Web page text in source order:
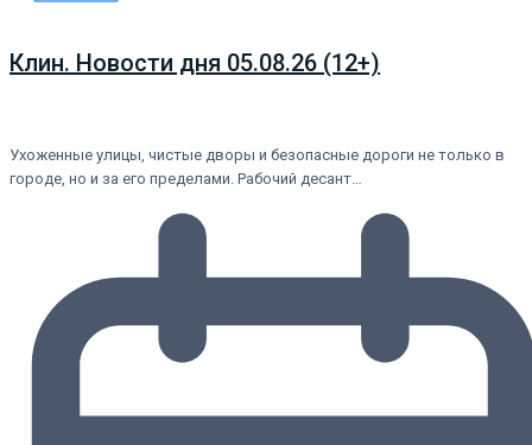
Клин. Новости дня 05.08.26 (12+)
Ухоженные улицы, чистые дворы и безопасные дороги не только в
городе, но и за его пределами. Рабочий десант…